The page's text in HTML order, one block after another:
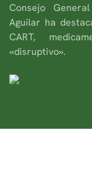
Consejo
Aguilar ha
CART,
«disruptivo».